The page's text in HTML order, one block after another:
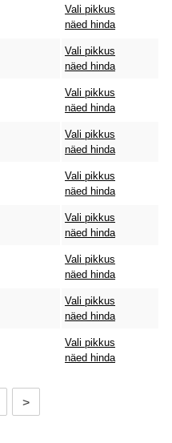
Vali pikkus
näed hinda
Vali pikkus
näed hinda
Vali pikkus
näed hinda
Vali pikkus
näed hinda
Vali pikkus
näed hinda
Vali pikkus
näed hinda
Vali pikkus
näed hinda
Vali pikkus
näed hinda
Vali pikkus
näed hinda
>